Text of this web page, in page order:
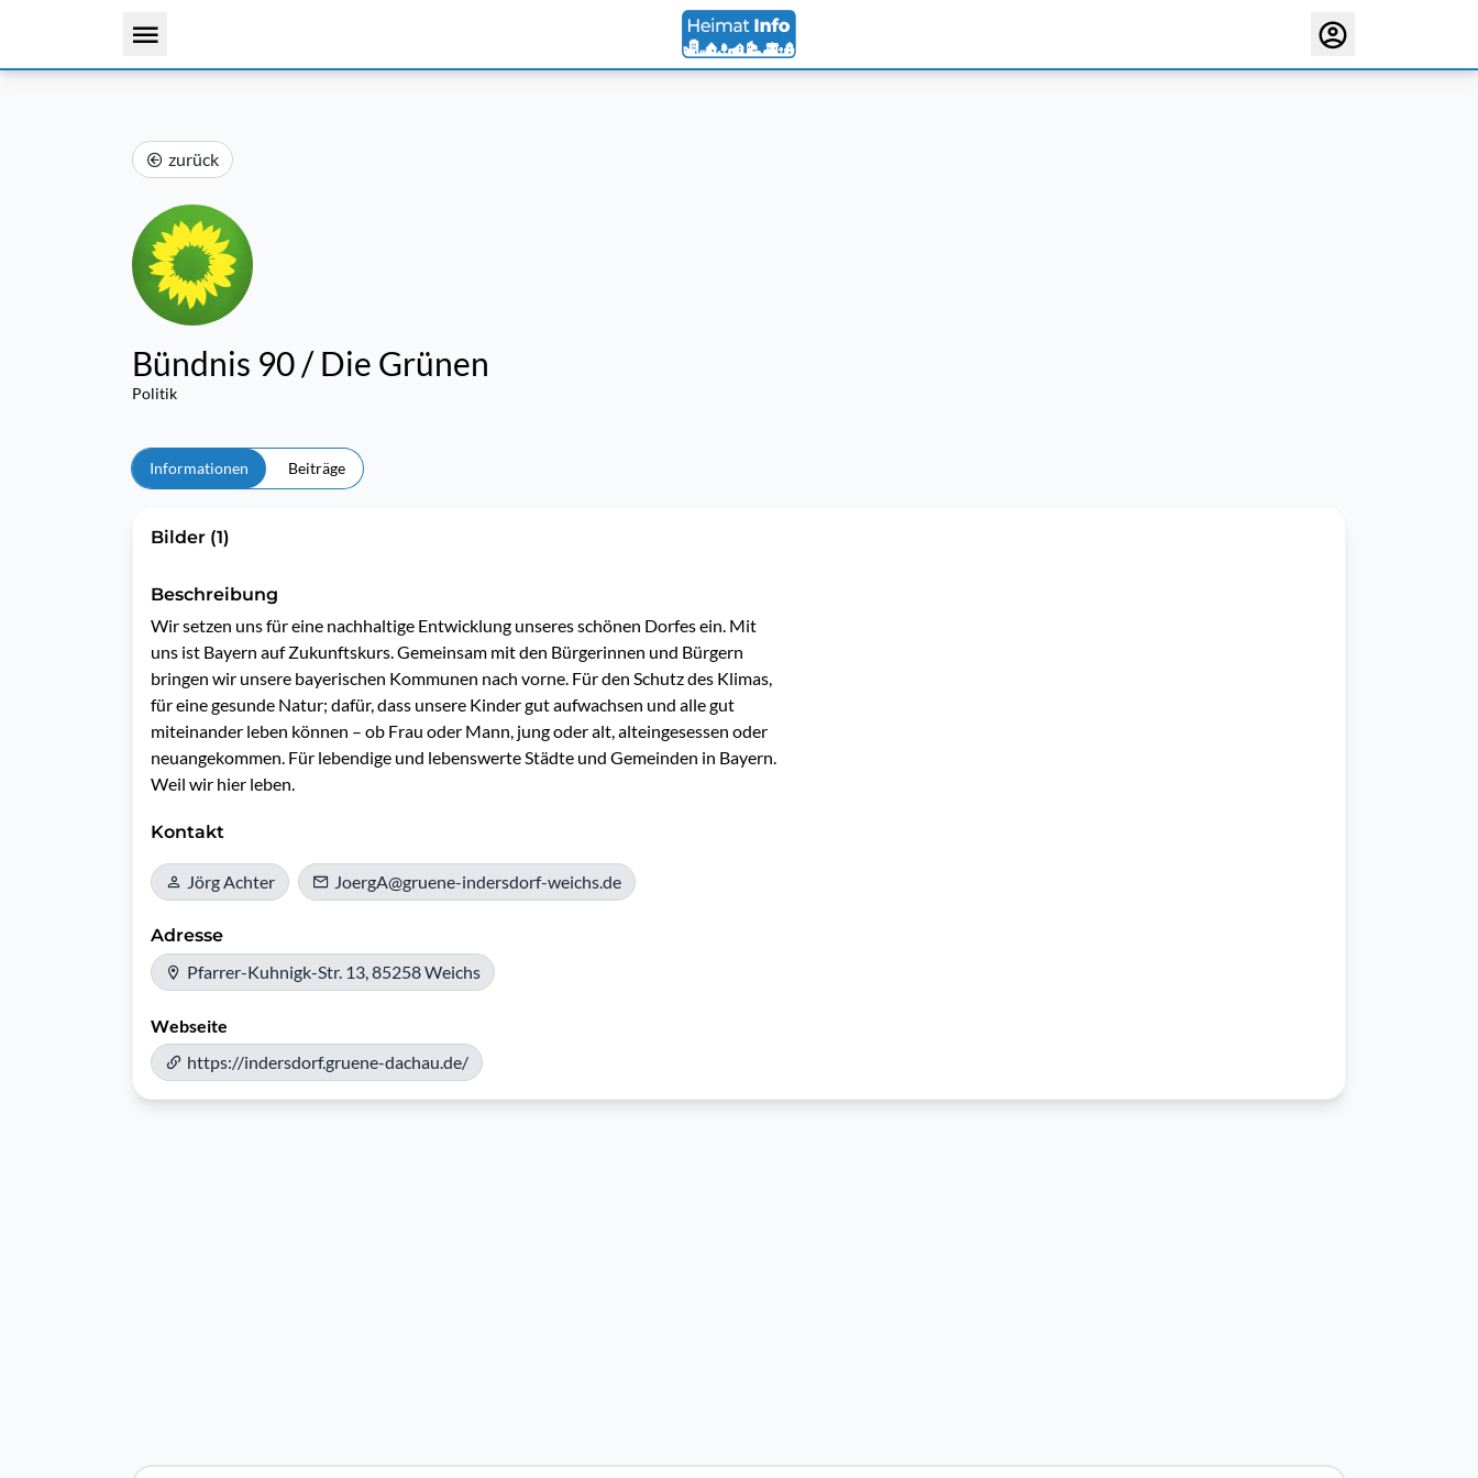
zurück
Bündnis 90 / Die Grünen
Politik
Informationen Beiträge
Bilder (1)
Beschreibung
Wir setzen uns für eine nachhaltige Entwicklung unseres schönen Dorfes ein. Mit
uns ist Bayern auf Zukunftskurs. Gemeinsam mit den Bürgerinnen und Bürgern
bringen wir unsere bayerischen Kommunen nach vorne. Für den Schutz des Klimas,
für eine gesunde Natur; dafür, dass unsere Kinder gut aufwachsen und alle gut
miteinander leben können – ob Frau oder Mann, jung oder alt, alteingesessen oder
neuangekommen. Für lebendige und lebenswerte Städte und Gemeinden in Bayern.
Weil wir hier leben.
Kontakt
Jörg Achter JoergA@gruene-indersdorf-weichs.de
Adresse
Pfarrer-Kuhnigk-Str. 13, 85258 Weichs
Webseite
https://indersdorf.gruene-dachau.de/